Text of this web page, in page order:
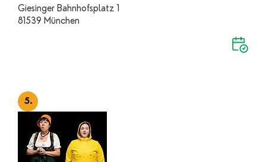
Giesinger Bahnhofsplatz 1
81539 München
5.